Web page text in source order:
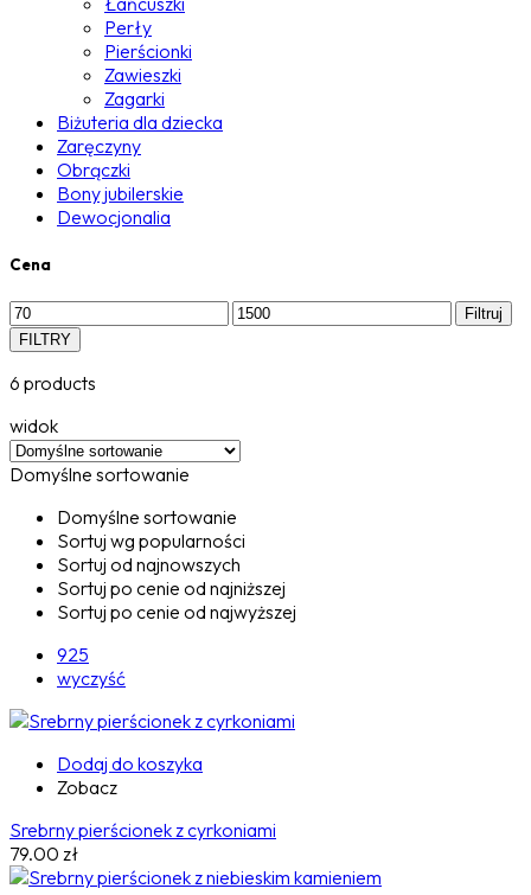
Perły
Pierścionki
Zawieszki
Zagarki
Biżuteria dla dziecka
Zaręczyny
Obrączki
Bony jubilerskie
Dewocjonalia
Cena
Filtruj
FILTRY
6 products
widok
Domyślne sortowanie
Domyślne sortowanie
Sortuj wg popularności
Sortuj od najnowszych
Sortuj po cenie od najniższej
Sortuj po cenie od najwyższej
925
wyczyść
Dodaj do koszyka
Zobacz
Srebrny pierścionek z cyrkoniami
79.00 zł